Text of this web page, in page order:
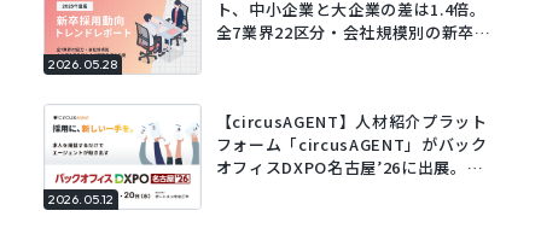
2026.05.28
ト、中小企業と大企業の差は1.4倍。
全7業界22区分・会社規模別の新卒採
2026.05.12
【circusAGENT】人材紹介プラット
フォーム「circusAGENT」がバック
オフィスDXPO名古屋’26に出展。東